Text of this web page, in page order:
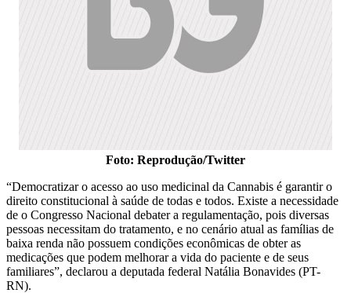
Foto: Reprodução/Twitter
“Democratizar o acesso ao uso medicinal da Cannabis é garantir o
direito constitucional à saúde de todas e todos. Existe a necessidade
de o Congresso Nacional debater a regulamentação, pois diversas
pessoas necessitam do tratamento, e no cenário atual as famílias de
baixa renda não possuem condições econômicas de obter as
medicações que podem melhorar a vida do paciente e de seus
familiares”, declarou a deputada federal Natália Bonavides (PT-
RN).